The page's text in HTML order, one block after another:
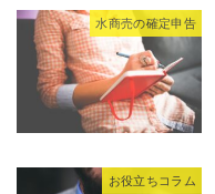
水商売の確定申告
お役立ちコラム